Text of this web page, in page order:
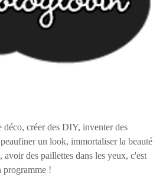
déco, créer des DIY, inventer des
peaufiner un look, immortaliser la beauté
avoir des paillettes dans les yeux, c'est
programme !